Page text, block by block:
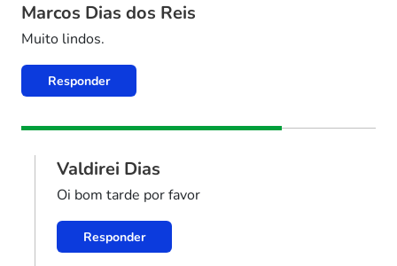
Marcos Dias dos Reis
Muito lindos.
Responder
Valdirei Dias
Oi bom tarde por favor
Responder